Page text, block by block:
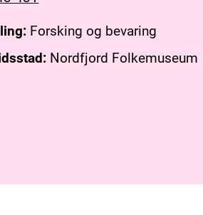
Forsking og bevaring
Nordfjord Folkemuseum